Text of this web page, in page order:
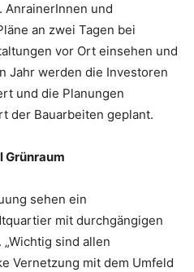
und
an zwei Tagen bei
vor Ort einsehen und
Jahr werden die Investoren
und die Planungen
der Bauarbeiten geplant.
Grünraum
sehen ein
mit durchgängigen
sind allen
Vernetzung mit dem Umfeld